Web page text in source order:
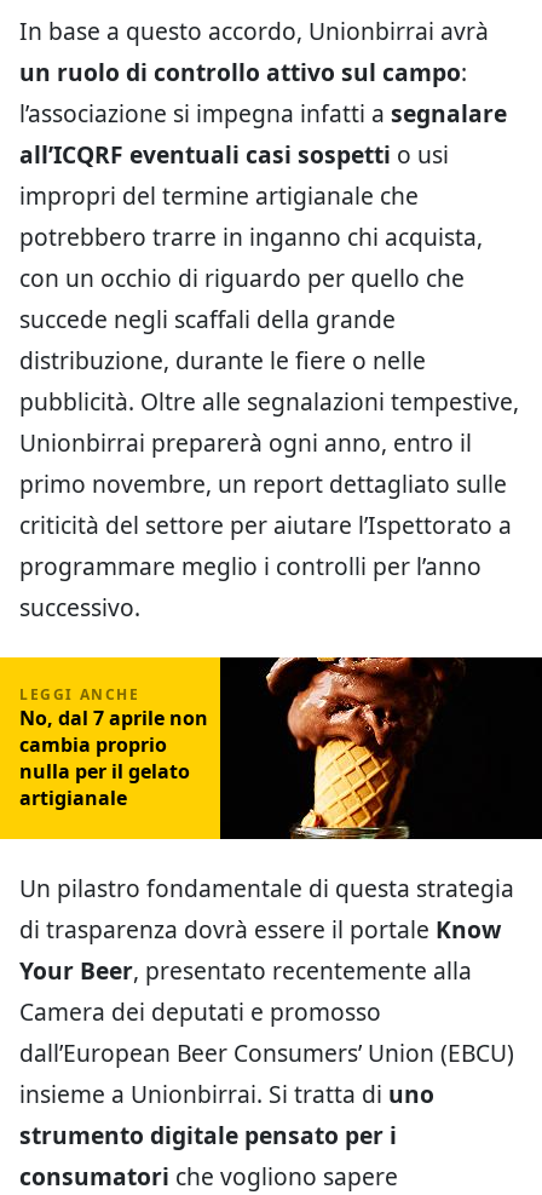
In base a questo accordo, Unionbirrai avrà
un ruolo di controllo attivo sul campo:
l’associazione si impegna infatti a segnalare
all’ICQRF eventuali casi sospetti o usi
impropri del termine artigianale che
potrebbero trarre in inganno chi acquista,
con un occhio di riguardo per quello che
succede negli scaffali della grande
distribuzione, durante le fiere o nelle
pubblicità. Oltre alle segnalazioni tempestive,
Unionbirrai preparerà ogni anno, entro il
primo novembre, un report dettagliato sulle
criticità del settore per aiutare l’Ispettorato a
programmare meglio i controlli per l’anno
successivo.
No, dal 7 aprile non
cambia proprio
nulla per il gelato
artigianale
Un pilastro fondamentale di questa strategia
di trasparenza dovrà essere il portale Know
Your Beer, presentato recentemente alla
Camera dei deputati e promosso
dall’European Beer Consumers’ Union (EBCU)
insieme a Unionbirrai. Si tratta di uno
strumento digitale pensato per i
consumatori che vogliono sapere